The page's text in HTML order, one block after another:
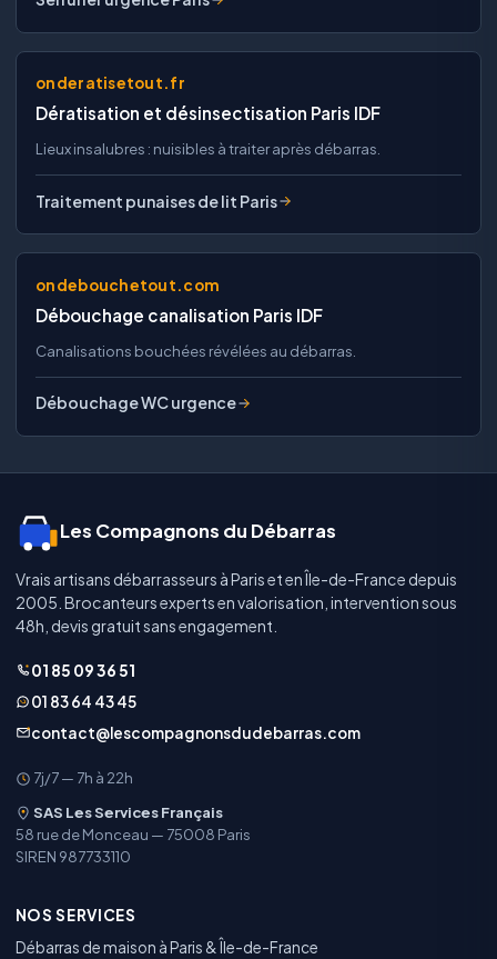
onderatisetout.fr
Dératisation et désinsectisation Paris IDF
Lieux insalubres : nuisibles à traiter après débarras.
Traitement punaises de lit Paris
ondebouchetout.com
Débouchage canalisation Paris IDF
Canalisations bouchées révélées au débarras.
Débouchage WC urgence
Les Compagnons du Débarras
Vrais artisans débarrasseurs à Paris et en Île-de-France depuis
2005. Brocanteurs experts en valorisation, intervention sous
48h, devis gratuit sans engagement.
01 85 09 36 51
01 83 64 43 45
contact@lescompagnonsdudebarras.com
7j/7 — 7h à 22h
SAS Les Services Français
58 rue de Monceau — 75008 Paris
SIREN 987733110
NOS SERVICES
Débarras de maison à Paris & Île-de-France